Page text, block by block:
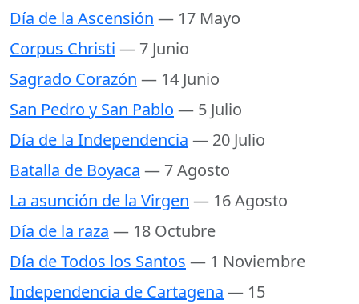
Día de la Ascensión — 17 Mayo
Corpus Christi — 7 Junio
Sagrado Corazón — 14 Junio
San Pedro y San Pablo — 5 Julio
Día de la Independencia — 20 Julio
Batalla de Boyaca — 7 Agosto
La asunción de la Virgen — 16 Agosto
Día de la raza — 18 Octubre
Día de Todos los Santos — 1 Noviembre
Independencia de Cartagena — 15